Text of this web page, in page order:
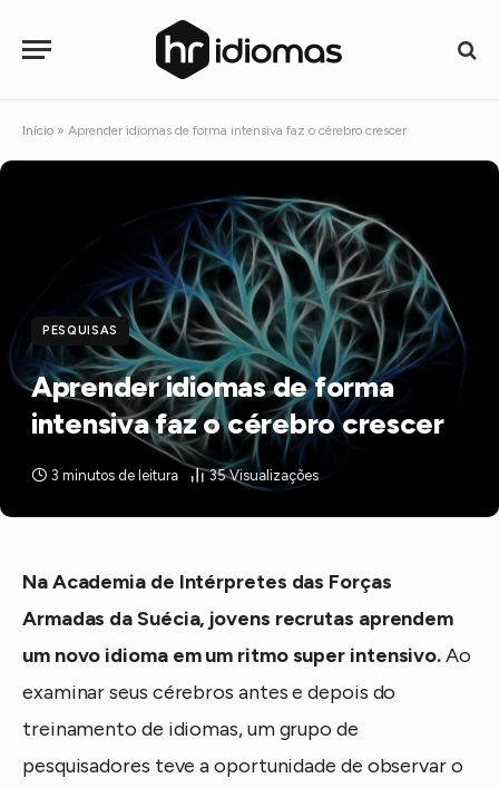
Início » Aprender idiomas de forma intensiva faz o cérebro crescer
PESQUISAS
Aprender idiomas de forma
intensiva faz o cérebro crescer
3 minutos de leitura 35Visualizações
Na Academia de Intérpretes das Forças
Armadas da Suécia, jovens recrutas aprendem
um novo idioma em um ritmo super intensivo.Ao
examinar seus cérebros antes e depois do
treinamento de idiomas, um grupo de
pesquisadores teve a oportunidade de observar o